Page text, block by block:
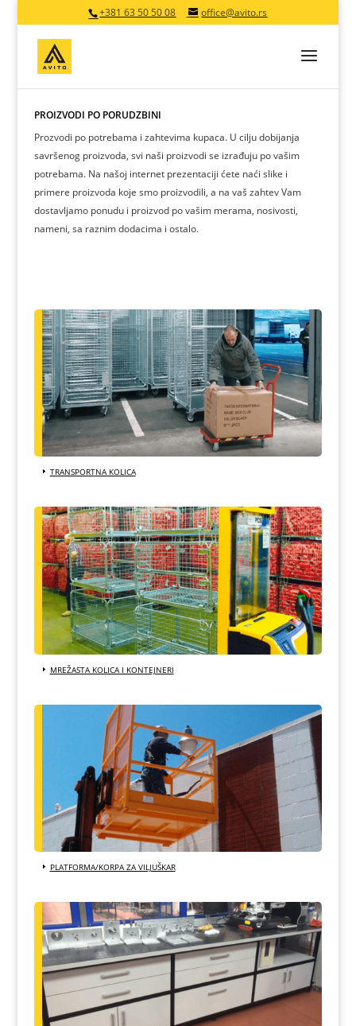
+381 63 50 50 08 office@avito.rs
PROIZVODI PO PORUDŽBINI
Prozvodi po potrebama i zahtevima kupaca. U cilju dobijanja
savršenog proizvoda, svi naši proizvodi se izrađuju po vašim
potrebama. Na našoj internet prezentaciji ćete naći slike i
primere proizvoda koje smo proizvodili, a na vaš zahtev Vam
dostavljamo ponudu i proizvod po vašim merama, nosivosti,
nameni, sa raznim dodacima i ostalo.
TRANSPORTNA KOLICA
MREŽASTA KOLICA I KONTEJNERI
PLATFORMA/KORPA ZA VILJUŠKAR